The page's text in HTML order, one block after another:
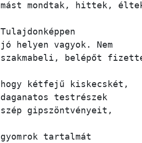
mást mondtak, hittek,
Tulajdonképpen
jó helyen vagyok. Nem
szakmabeli, belépőt
hogy kétfejű kiskecskét,
daganatos testrészek
szép gipszöntvényeit,
gyomrok tartalmát